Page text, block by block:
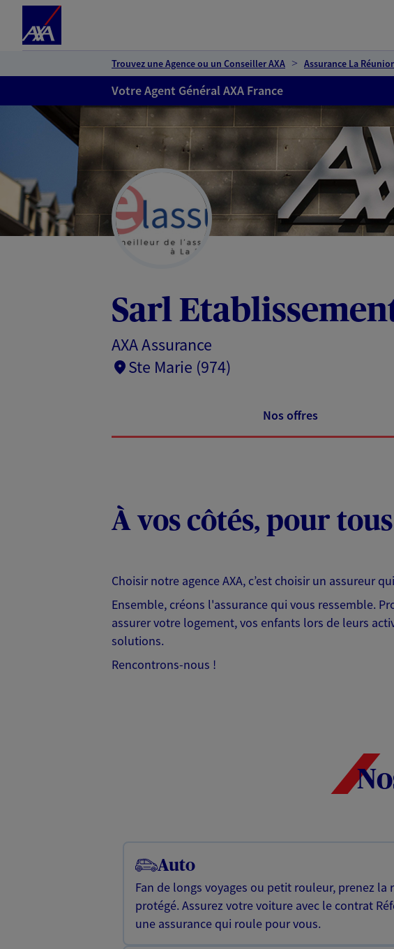
Trouvez une Agence ou un Conseiller AXA Assurance La
Votre Agent Général AXA France
Sarl
AXA Assurance
Ste Marie (974)
Nos offres
À vos côtés, pour
Choisir notre agence AXA, c’est choisir un assureur
Ensemble, créons l'assurance qui vous ressemble.
assurer votre logement, vos enfants lors de leurs
solutions.
Rencontrons-nous !
Auto
Fan de longs voyages ou petit rouleur, prenez la
protégé. Assurez votre voiture avec le contrat
une assurance qui roule pour vous.